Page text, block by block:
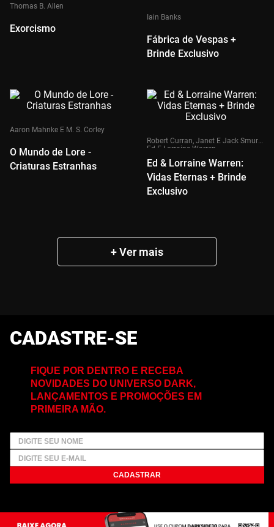
Thomas B. Allen
Exorcismo
Iain Banks
Fábrica de Vespas +
Brinde Exclusivo
Aaron Mahnke E M. S. Corley
O Mundo de Lore -
Criaturas Estranhas
Robert Curran, Janet E Jack Smurl,
Ed E Lorraine Warren
Ed & Lorraine Warren:
Vidas Eternas + Brinde
Exclusivo
CADASTRE-SE
FIQUE POR DENTRO E RECEBA
NOVIDADES DO UNIVERSO DARK,
LANÇAMENTOS E PROMOÇÕES EM
PRIMEIRA MÃO.
CADASTRAR